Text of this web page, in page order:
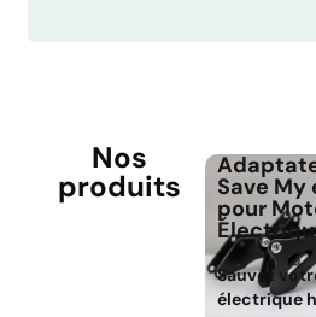
Nos
produits Save My
pour
Sauvez
électrique